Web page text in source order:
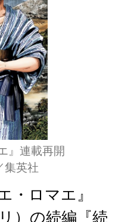
』連載再開
集英社
・ロマエ』
）の続編『続